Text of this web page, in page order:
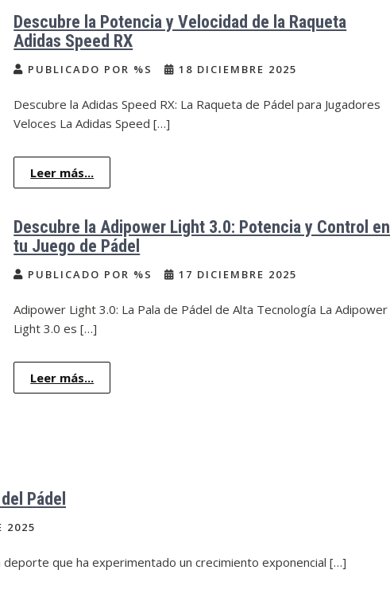
Descubre la Potencia y Velocidad de la Raqueta
Adidas Speed RX
PUBLICADO POR %S 18 DICIEMBRE 2025
Descubre la Adidas Speed RX: La Raqueta de Pádel para Jugadores
Veloces La Adidas Speed […]
Leer más...
Descubre la Adipower Light 3.0: Potencia y Control en
tu Juego de Pádel
PUBLICADO POR %S 17 DICIEMBRE 2025
Adipower Light 3.0: La Pala de Pádel de Alta Tecnología La Adipower
Light 3.0 es […]
Leer más...
Pádel
2025
deporte que ha experimentado un crecimiento exponencial […]